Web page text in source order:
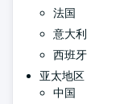
法国
意大利
西班牙
亚太地区
中国